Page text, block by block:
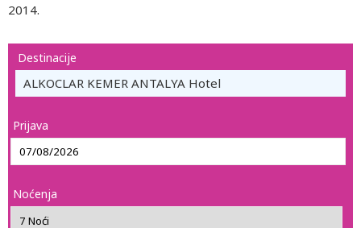
2014.
Destinacije
ALKOCLAR KEMER ANTALYA Hotel
Prijava
Noćenja